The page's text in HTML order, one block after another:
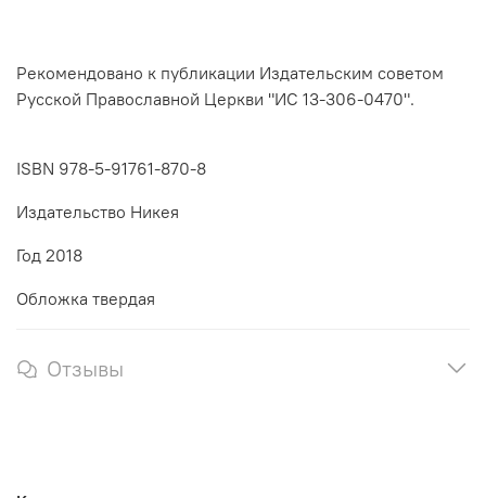
Рекомендовано к публикации Издательским советом
Русской Православной Церкви "ИС 13-306-0470".
ISBN 978-5-91761-870-8
Издательство Никея
Год 2018
Обложка твердая
Отзывы